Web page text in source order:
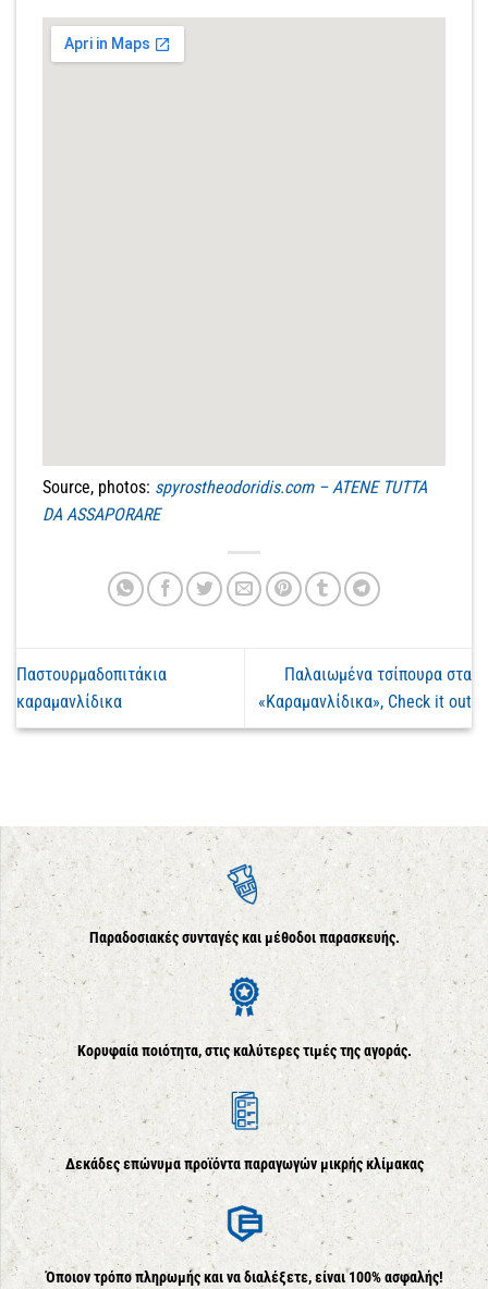
Source, photos: spyrostheodoridis.com – ATENE TUTTA
DA ASSAPORARE
Παστουρμαδοπιτάκια
καραμανλίδικα
Παλαιωμένα τσίπουρα στα
«Καραμανλίδικα», Check it out
Παραδοσιακές συνταγές και μέθοδοι παρασκευής.
Κορυφαία ποιότητα, στις καλύτερες τιμές της αγοράς.
Δεκάδες επώνυμα προϊόντα παραγωγών μικρής κλίμακας
Όποιον τρόπο πληρωμής και να διαλέξετε, είναι 100% ασφαλής!